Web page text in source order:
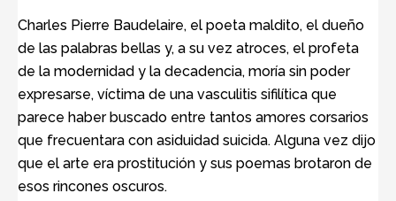
Hoy
Charles Pierre Baudelaire, el poeta maldito, el dueño
de las palabras bellas y, a su vez atroces, el profeta
de la modernidad y la decadencia, moría sin poder
expresarse, víctima de una vasculitis sifilítica que
parece haber buscado entre tantos amores corsarios
que frecuentara con asiduidad suicida. Alguna vez dijo
que el arte era prostitución y sus poemas brotaron de
esos rincones oscuros.